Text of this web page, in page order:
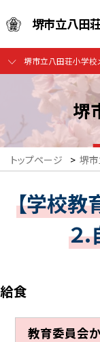
堺市立八田
堺市立八田荘小学校
堺
トップページ > 堺
【学校
２
給食
教育委員会